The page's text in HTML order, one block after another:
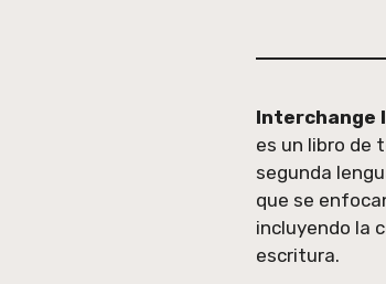
Interchange
es un libro de
segunda
que se
incluyendo la
escritura.